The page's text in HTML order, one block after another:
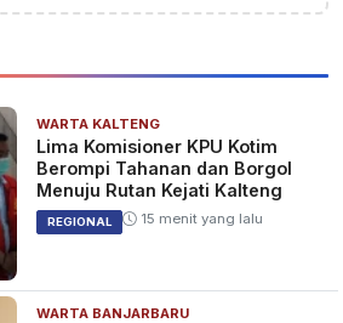
WARTA KALTENG
Lima Komisioner KPU Kotim
Berompi Tahanan dan Borgol
Menuju Rutan Kejati Kalteng
REGIONAL 15 menit yang lalu
WARTA BANJARBARU